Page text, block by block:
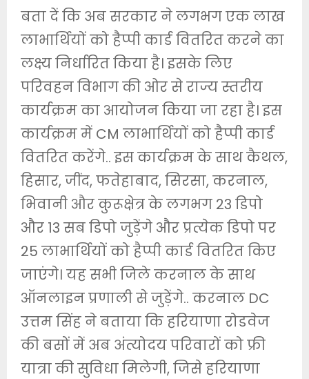
बता दें कि अब सरकार ने लगभग एक लाख
लाभार्थियों को हैप्पी कार्ड वितरित करने का
लक्ष्य निर्धारित किया है। इसके लिए
परिवहन विभाग की ओर से राज्य स्तरीय
कार्यक्रम का आयोजन किया जा रहा है। इस
कार्यक्रम में CM लाभार्थियों को हैप्पी कार्ड
वितरित करेंगे.. इस कार्यक्रम के साथ कैथल,
हिसार, जींद, फतेहाबाद, सिरसा, करनाल,
भिवानी और कुरूक्षेत्र के लगभग 23 डिपो
और 13 सब डिपो जुड़ेंगे और प्रत्येक डिपो पर
25 लाभार्थियों को हैप्पी कार्ड वितरित किए
जाएंगे। यह सभी जिले करनाल के साथ
ऑनलाइन प्रणाली से जुड़ेंगे.. करनाल DC
उत्तम सिंह ने बताया कि हरियाणा रोडवेज
की बसों में अब अंत्योदय परिवारों को फ्री
यात्रा की सुविधा मिलेगी, जिसे हरियाणा